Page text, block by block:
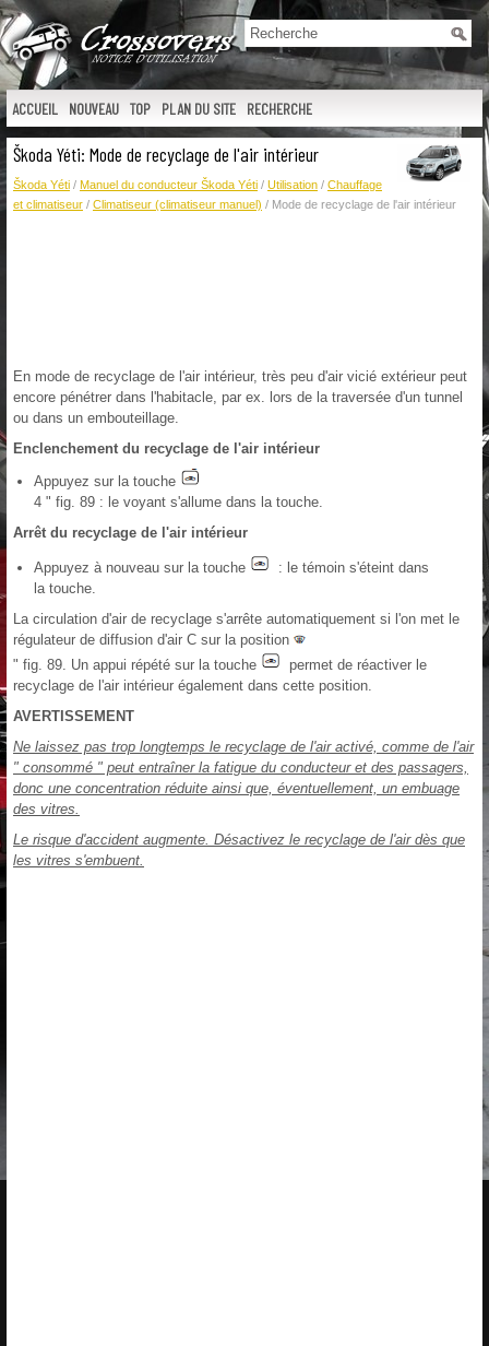
ACCUEIL NOUVEAU TOP PLAN DU SITE RECHERCHE
Škoda Yéti: Mode de recyclage de l'air intérieur
Škoda Yéti / Manuel du conducteur Škoda Yéti / Utilisation / Chauffage
et climatiseur / Climatiseur (climatiseur manuel) / Mode de recyclage de l'air intérieur
En mode de recyclage de l'air intérieur, très peu d'air vicié extérieur peut
encore pénétrer dans l'habitacle, par ex. lors de la traversée d'un tunnel
ou dans un embouteillage.
Enclenchement du recyclage de l'air intérieur
Appuyez sur la touche
4 " fig. 89 : le voyant s'allume dans la touche.
Arrêt du recyclage de l'air intérieur
Appuyez à nouveau sur la touche
: le témoin s'éteint dans
la touche.
La circulation d'air de recyclage s'arrête automatiquement si l'on met le
régulateur de diffusion d'air C sur la position
" fig. 89. Un appui répété sur la touche
permet de réactiver le
recyclage de l'air intérieur également dans cette position.
AVERTISSEMENT
Ne laissez pas trop longtemps le recyclage de l'air activé, comme de l'air
" consommé " peut entraîner la fatigue du conducteur et des passagers,
donc une concentration réduite ainsi que, éventuellement, un embuage
des vitres.
Le risque d'accident augmente. Désactivez le recyclage de l'air dès que
les vitres s'embuent.